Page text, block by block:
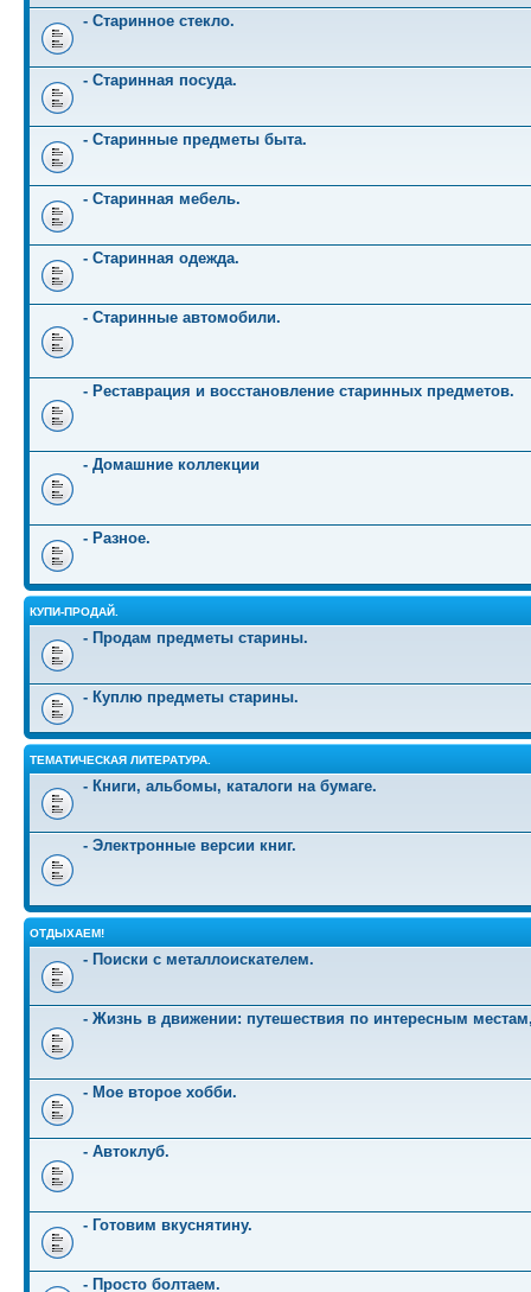
- Старинное стекло.
- Старинная посуда.
- Старинные предметы быта.
- Старинная мебель.
- Старинная одежда.
- Старинные автомобили.
- Реставрация и восстановление старинных предметов.
- Домашние коллекции
- Разное.
КУПИ-ПРОДАЙ.
- Продам предметы старины.
- Куплю предметы старины.
ТЕМАТИЧЕСКАЯ ЛИТЕРАТУРА.
- Книги, альбомы, каталоги на бумаге.
- Электронные версии книг.
ОТДЫХАЕМ!
- Поиски с металлоискателем.
- Жизнь в движении: путешествия по интересным
- Мое второе хобби.
- Автоклуб.
- Готовим вкуснятину.
- Просто болтаем.